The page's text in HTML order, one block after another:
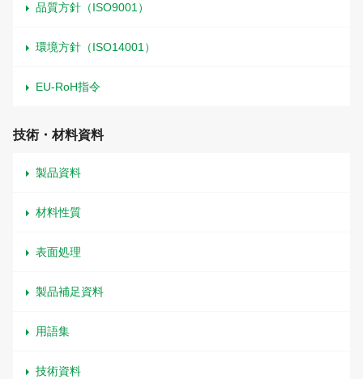
品質方針（ISO9001）
環境方針（ISO14001）
EU-RoH指令
技術・材料資料
製品資料
材料性質
表面処理
製品補足資料
用語集
技術資料